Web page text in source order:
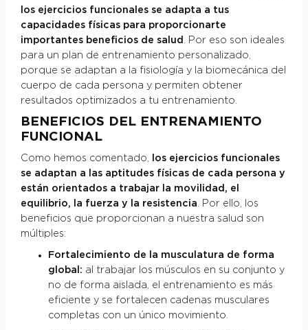
los ejercicios funcionales se adapta a tus
capacidades físicas para proporcionarte
importantes beneficios de salud
. Por eso son ideales
para un plan de entrenamiento personalizado,
porque se adaptan a la fisiología y la biomecánica del
cuerpo de cada persona y permiten obtener
resultados optimizados a tu entrenamiento.
BENEFICIOS DEL ENTRENAMIENTO
FUNCIONAL
Como hemos comentado,
los ejercicios funcionales
se adaptan a las aptitudes físicas de cada persona y
están orientados a trabajar la movilidad, el
equilibrio, la fuerza y la resistencia . Por ello, los
beneficios que proporcionan a nuestra salud son
múltiples:
Fortalecimiento de la musculatura de forma
global: al trabajar los músculos en su conjunto y
no de forma aislada, el entrenamiento es más
eficiente y se fortalecen cadenas musculares
completas con un único movimiento.